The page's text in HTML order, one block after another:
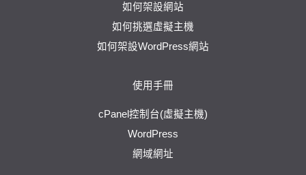
如何架設網站
如何挑選虛擬主機
如何架設WordPress網站
使用手冊
cPanel控制台(虛擬主機)
WordPress
網域網址